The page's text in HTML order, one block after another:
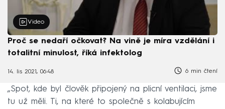
Video
Proč se nedaří očkovat? Na vině je míra vzdělání i
totalitní minulost, říká infektolog
14. lis 2021, 06:48 6 min čtení
„Spot, kde byl člověk připojený na plicní ventilaci, jsme
tu už měli. Ti, na které to společně s kolabujícím